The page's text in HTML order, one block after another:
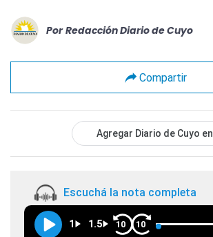
Por Redacción Diario de Cuyo
Compartir
Agregar Diario de Cuyo en
Escuchá la nota completa
1 1.5 10 10